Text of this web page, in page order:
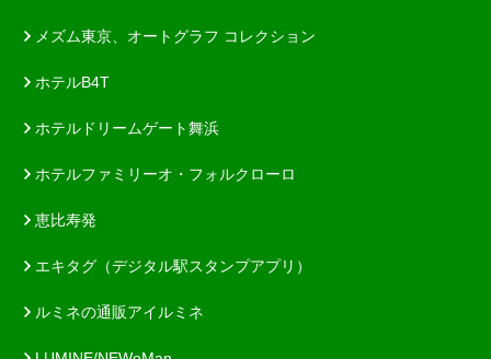
メズム東京、オートグラフ コレクション
ホテルB4T
ホテルドリームゲート舞浜
ホテルファミリーオ・フォルクローロ
恵比寿発
エキタグ（デジタル駅スタンプアプリ）
ルミネの通販アイルミネ